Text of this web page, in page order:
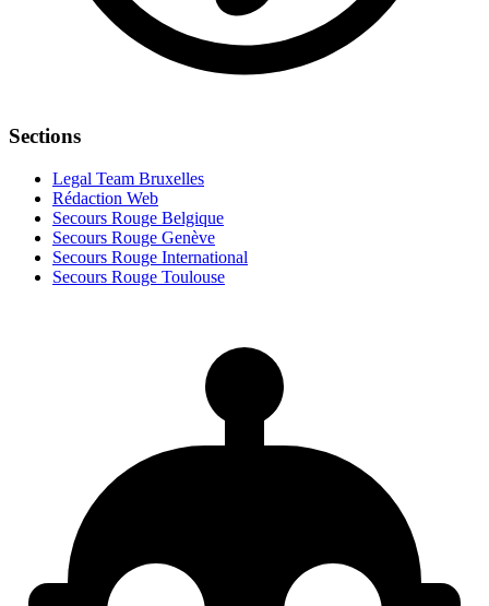
Sections
Legal Team Bruxelles
Rédaction Web
Secours Rouge Belgique
Secours Rouge Genève
Secours Rouge International
Secours Rouge Toulouse